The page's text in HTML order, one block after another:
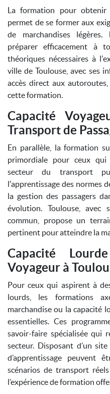
La formation pour obtenir
permet de se former aux
de marchandises
préparer efficacement à
théoriques nécessaires à
ville de Toulouse, avec ses
accès direct aux
cette formation.
Capacité
Transport de
En parallèle, la formation
primordiale pour ceux
secteur du transport
l'apprentissage des normes
la gestion des passagers
évolution. Toulouse, avec
commun, propose un
pertinent pour atteindre la
Capacité
Voyageur à
Pour ceux qui aspirent à
lourds, les formations
marchandise ou la capacité
essentielles. Ces
savoir-faire spécialisée qui
secteur. Disposant d’un
d’apprentissage peuvent
scénarios de transport
l’expérience de formation